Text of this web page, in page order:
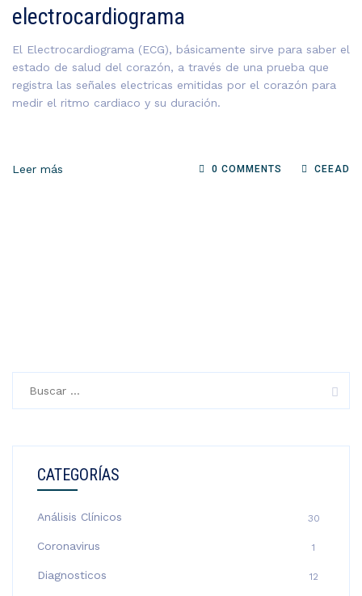
electrocardiograma
El Electrocardiograma (ECG), básicamente sirve para saber el
estado de salud del corazón, a través de una prueba que
registra las señales electricas emitidas por el corazón para
medir el ritmo cardiaco y su duración.
Leer más 0 COMMENTS CEEAD
CATEGORÍAS
Análisis Clínicos 30
Coronavirus 1
Diagnosticos 12